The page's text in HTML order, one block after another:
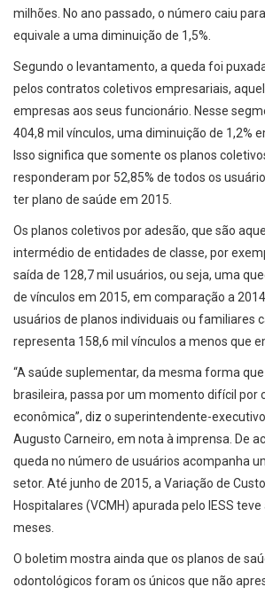
milhões. No ano passado, o número caiu
equivale a uma diminuição de 1,5%.
Segundo o levantamento, a queda foi
pelos contratos coletivos empresariais,
empresas aos seus funcionário. Nesse
404,8 mil vínculos, uma diminuição de 1,2%
Isso significa que somente os planos
responderam por 52,85% de todos os
ter plano de saúde em 2015.
Os planos coletivos por adesão, que são
intermédio de entidades de classe, por
saída de 128,7 mil usuários, ou seja, uma
de vínculos em 2015, em comparação a
usuários de planos individuais ou familiares
representa 158,6 mil vínculos a menos que
“A saúde suplementar, da mesma forma
brasileira, passa por um momento difícil por
econômica”, diz o superintendente-executivo
Augusto Carneiro, em nota à imprensa. De
queda no número de usuários acompanha
setor. Até junho de 2015, a Variação de
Hospitalares (VCMH) apurada pelo IESS
meses.
O boletim mostra ainda que os planos de
odontológicos foram os únicos que não